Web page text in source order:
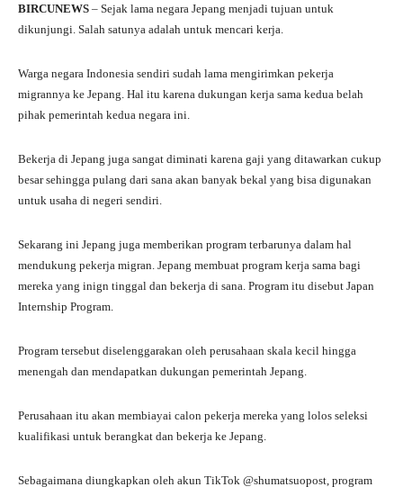
BIRCUNEWS – Sejak lama negara Jepang menjadi tujuan untuk
dikunjungi. Salah satunya adalah untuk mencari kerja.
Warga negara Indonesia sendiri sudah lama mengirimkan pekerja
migrannya ke Jepang. Hal itu karena dukungan kerja sama kedua belah
pihak pemerintah kedua negara ini.
Bekerja di Jepang juga sangat diminati karena gaji yang ditawarkan cukup
besar sehingga pulang dari sana akan banyak bekal yang bisa digunakan
untuk usaha di negeri sendiri.
Sekarang ini Jepang juga memberikan program terbarunya dalam hal
mendukung pekerja migran. Jepang membuat program kerja sama bagi
mereka yang inign tinggal dan bekerja di sana. Program itu disebut Japan
Internship Program.
Program tersebut diselenggarakan oleh perusahaan skala kecil hingga
menengah dan mendapatkan dukungan pemerintah Jepang.
Perusahaan itu akan membiayai calon pekerja mereka yang lolos seleksi
kualifikasi untuk berangkat dan bekerja ke Jepang.
Sebagaimana diungkapkan oleh akun TikTok @shumatsuopost, program